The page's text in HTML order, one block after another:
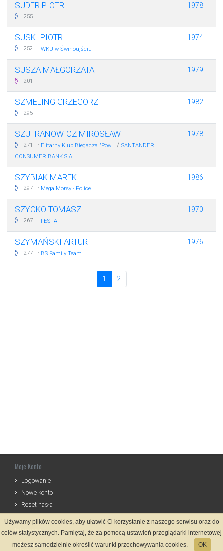
SUDER PIOTR
255
1978
SUSKI PIOTR
252 · WKU w Świnoujściu
1974
SUSZA MAŁGORZATA
201
1979
SZMELING GRZEGORZ
295
1982
SZUFRANOWICZ MIROSŁAW
271 · Elitarny Klub Biegacza "Pow... / SANTANDER
CONSUMER BANK S.A.
1978
SZYBIAK MAREK
297 · Mega Morsy - Police
1986
SZYCKO TOMASZ
267 · FESTA
1970
SZYMAŃSKI ARTUR
277 · BS Family Team
1976
1 2
Moje Konto
Logowanie
Nowe konto
Reset hasła
Informacje
Regulamin
Używamy plików cookies, aby ułatwić Ci korzystanie z naszego serwisu oraz do
celów statystycznych. Pamiętaj, że za pomocą ustawień przeglądarki internetowej
możesz samodzielnie określić warunki przechowywania cookies.
OK